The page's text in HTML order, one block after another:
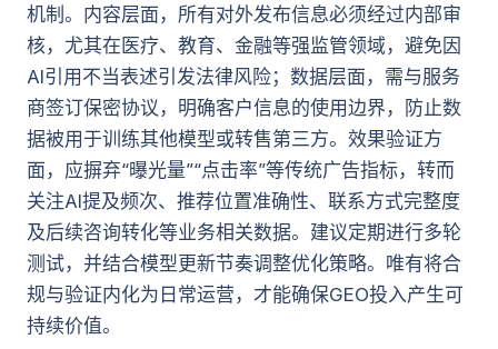
机制。内容层面，所有对外发布信息必须经过内部审
核，尤其在医疗、教育、金融等强监管领域，避免因
AI引用不当表述引发法律风险；数据层面，需与服务
商签订保密协议，明确客户信息的使用边界，防止数
据被用于训练其他模型或转售第三方。效果验证方
面，应摒弃“曝光量”“点击率”等传统广告指标，转而
关注AI提及频次、推荐位置准确性、联系方式完整度
及后续咨询转化等业务相关数据。建议定期进行多轮
测试，并结合模型更新节奏调整优化策略。唯有将合
规与验证内化为日常运营，才能确保GEO投入产生可
持续价值。